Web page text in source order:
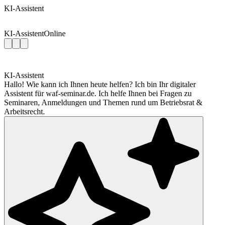
KI-Assistent
KI-AssistentOnline
KI-Assistent
Hallo! Wie kann ich Ihnen heute helfen? Ich bin Ihr digitaler
Assistent für waf-seminar.de. Ich helfe Ihnen bei Fragen zu
Seminaren, Anmeldungen und Themen rund um Betriebsrat &
Arbeitsrecht.